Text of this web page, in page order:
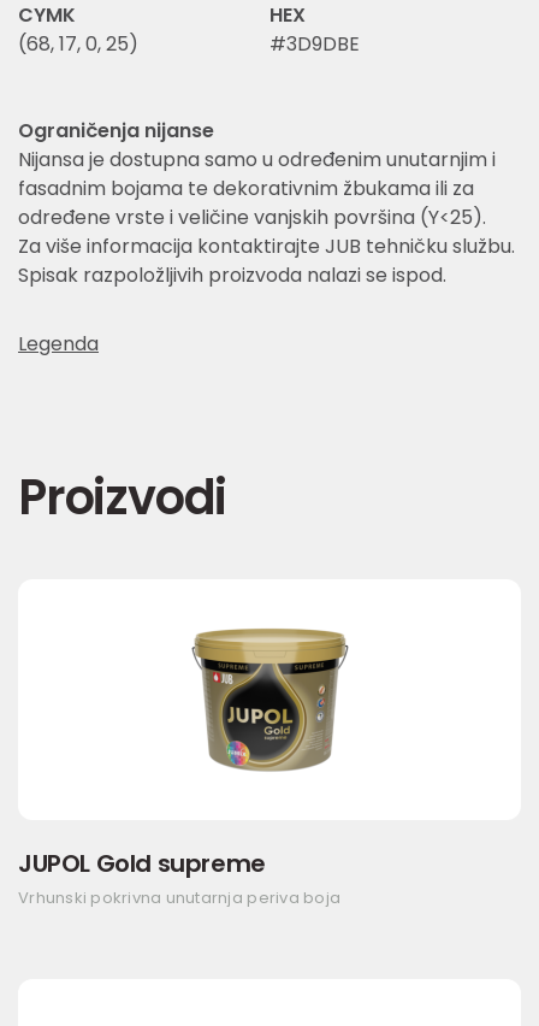
CYMK
(68, 17, 0, 25)
HEX
#3D9DBE
Ograničenja nijanse
Nijansa je dostupna samo u određenim unutarnjim i
fasadnim bojama te dekorativnim žbukama ili za
određene vrste i veličine vanjskih površina (Y<25).
Za više informacija kontaktirajte JUB tehničku službu.
Spisak razpoložljivih proizvoda nalazi se ispod.
Legenda
Proizvodi
JUPOL Gold supreme
Vrhunski pokrivna unutarnja periva boja